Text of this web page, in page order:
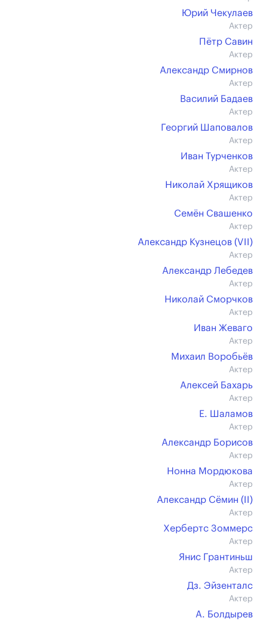
Юрий Чекулаев
Актер
Пётр Савин
Актер
Александр Смирнов
Актер
Василий Бадаев
Актер
Георгий Шаповалов
Актер
Иван Турченков
Актер
Николай Хрящиков
Актер
Семён Свашенко
Актер
Александр Кузнецов (VII)
Актер
Александр Лебедев
Актер
Николай Сморчков
Актер
Иван Жеваго
Актер
Михаил Воробьёв
Актер
Алексей Бахарь
Актер
Е. Шаламов
Актер
Александр Борисов
Актер
Нонна Мордюкова
Актер
Александр Сёмин (II)
Актер
Хербертс Зоммерс
Актер
Янис Грантиньш
Актер
Дз. Эйзенталс
Актер
А. Болдырев